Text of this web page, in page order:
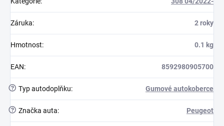
Záruka: 2 roky
Hmotnost: 0.1 kg
EAN: 8592980905700
? Typ autodoplňku: Gumové autokoberce
? Značka auta: Peugeot